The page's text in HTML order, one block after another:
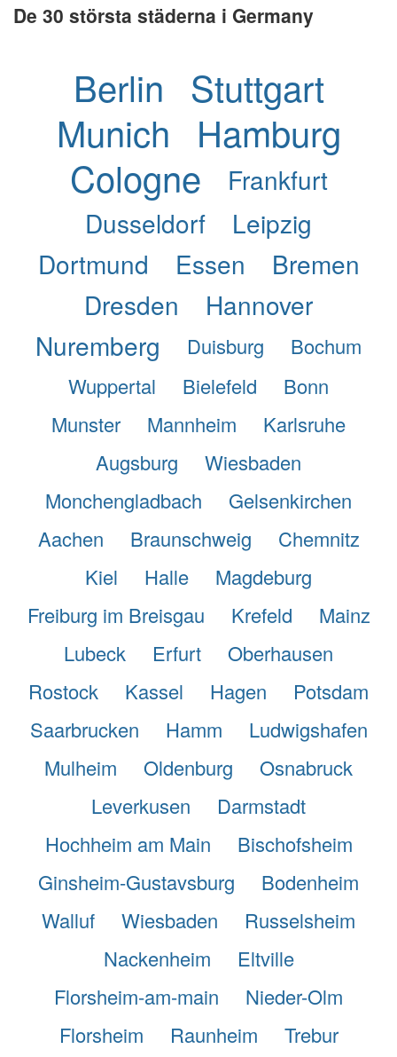
De 30 största städerna i Germany
Berlin Stuttgart
Munich
Hamburg
Cologne
Frankfurt
Dusseldorf
Leipzig
Dortmund
Essen
Bremen
Dresden
Hannover
Nuremberg
Duisburg
Bochum
Wuppertal
Bielefeld
Bonn
Munster
Mannheim
Karlsruhe
Augsburg
Wiesbaden
Monchengladbach
Gelsenkirchen
Aachen
Braunschweig
Chemnitz
Kiel
Halle
Magdeburg
Freiburg im Breisgau
Krefeld
Mainz
Lubeck
Erfurt
Oberhausen
Rostock
Kassel Hagen
Potsdam
Saarbrucken
Hamm
Ludwigshafen
Mulheim
Oldenburg
Osnabruck
Leverkusen
Darmstadt
Hochheim am Main
Bischofsheim
Ginsheim-Gustavsburg
Bodenheim
Walluf
Wiesbaden
Russelsheim
Nackenheim
Eltville
Florsheim-am-main
Nieder-Olm
Florsheim
Raunheim Trebur